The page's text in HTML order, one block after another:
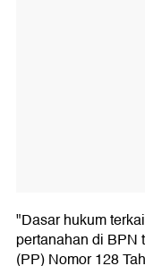
"Dasar hukum
pertanahan di BPN
(PP) Nomor 128